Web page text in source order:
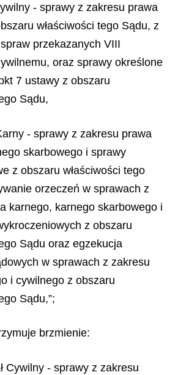
- sprawy z zakresu prawa
właściwości tego Sądu, z
przekazanych VIII
oraz sprawy określone
7 ustawy z obszaru
Sądu,
- sprawy z zakresu prawa
skarbowego i sprawy
z obszaru właściwości tego
orzeczeń w sprawach z
karnego, karnego skarbowego i
z obszaru
Sądu oraz egzekucja
w sprawach z zakresu
i cywilnego z obszaru
Sądu,”;
brzmienie:
Cywilny - sprawy z zakresu